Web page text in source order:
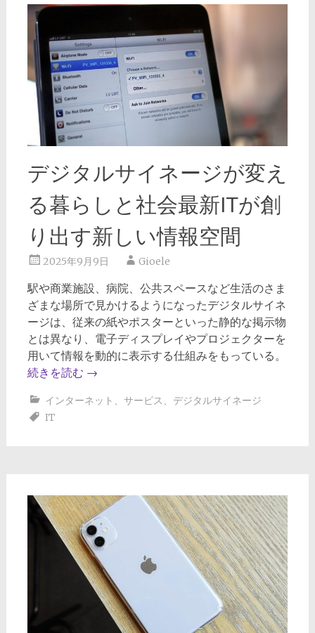
デジタルサイネージが変え
る暮らしと社会最新ITが創
り出す新しい情報空間
2025年9月9日 Gioele
駅や商業施設、病院、公共スペースなど生活のさま
ざまな場所で見かけるようになったデジタルサイネ
ージは、従来の紙やポスターといった静的な掲示物
とは異なり、電子ディスプレイやプロジェクターを
用いて情報を動的に表示する仕組みをもっている。
続きを読む →
インターネット 、 サービス 、 デジタルサイネージ
IT